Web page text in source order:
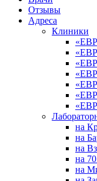
Отзывы
Адреса
Клиники
на
на
на
на
на